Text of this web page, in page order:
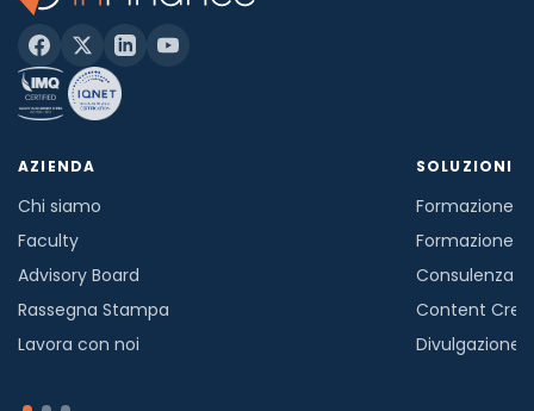
AZIENDA
Chi siamo
Faculty
Advisory Board
Rassegna Stampa
Lavora con noi
SOLUZIONI
Formazione
Formazione
Consulenza
Content
Divulgazione